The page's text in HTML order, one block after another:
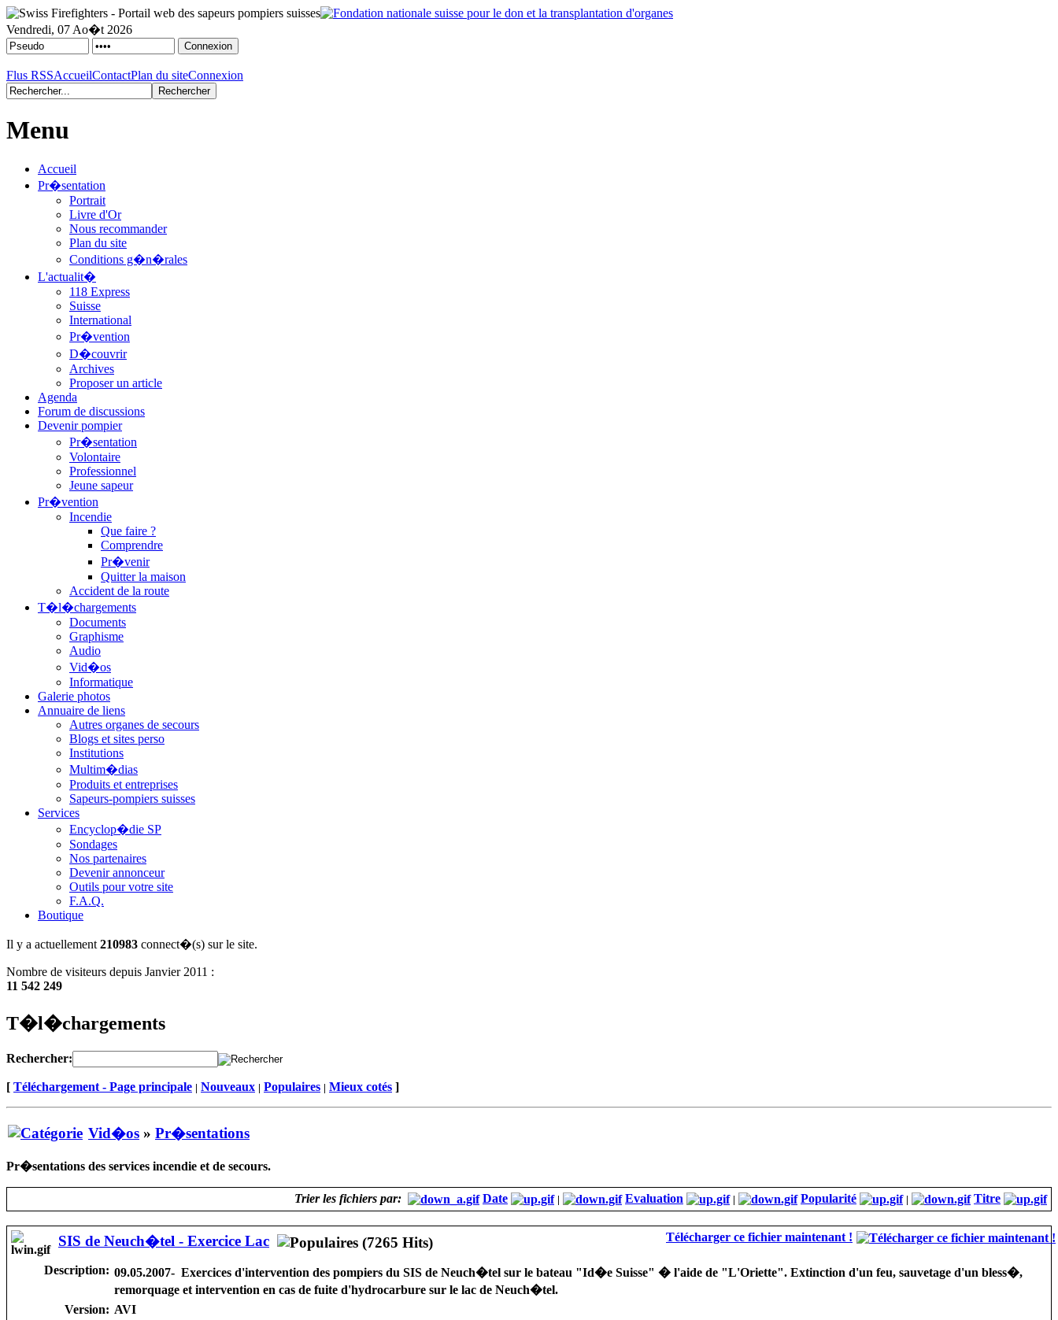
Vendredi, 07 Ao�t 2026
Flus RSSAccueilContactPlan du siteConnexion
Menu
Accueil
Pr�sentation
Portrait
Livre d'Or
Nous recommander
Plan du site
Conditions g�n�rales
L'actualit�
118 Express
Suisse
International
Pr�vention
D�couvrir
Archives
Proposer un article
Agenda
Forum de discussions
Devenir pompier
Pr�sentation
Volontaire
Professionnel
Jeune sapeur
Pr�vention
Incendie
Que faire ?
Comprendre
Pr�venir
Quitter la maison
Accident de la route
T�l�chargements
Documents
Graphisme
Audio
Vid�os
Informatique
Galerie photos
Annuaire de liens
Autres organes de secours
Blogs et sites perso
Institutions
Multim�dias
Produits et entreprises
Sapeurs-pompiers suisses
Services
Encyclop�die SP
Sondages
Nos partenaires
Devenir annonceur
Outils pour votre site
F.A.Q.
Boutique
Il y a actuellement 210983 connect�(s) sur le site.
Nombre de visiteurs depuis Janvier 2011 :
11 542 249
T�l�chargements
Rechercher:
[ Téléchargement - Page principale | Nouveaux | Populaires | Mieux cotés ]
Vid�os » Pr�sentations
Pr�sentations des services incendie et de secours.
Trier les fichiers par: Date | Evaluation | Popularité | Titre
SIS de Neuch�tel - Exercice Lac Télécharger ce fichier maintenant !
Description: 09.05.2007- Exercices d'intervention des pompiers du SIS de Neuch�tel sur le bateau "Id�e Suisse" � l'aide de "L'Oriette". Extinction d'un feu, sauvetage d'un bless�,
remorquage et intervention en cas de fuite d'hydrocarbure sur le lac de Neuch�tel.
Version: AVI